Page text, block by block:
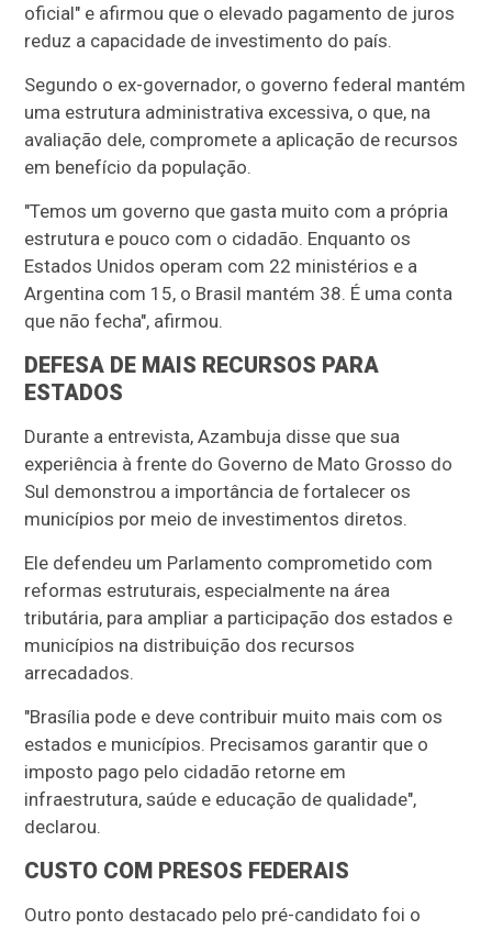
oficial" e afirmou que o elevado pagamento de juros
reduz a capacidade de investimento do país.
Segundo o ex-governador, o governo federal mantém
uma estrutura administrativa excessiva, o que, na
avaliação dele, compromete a aplicação de recursos
em benefício da população.
"Temos um governo que gasta muito com a própria
estrutura e pouco com o cidadão. Enquanto os
Estados Unidos operam com 22 ministérios e a
Argentina com 15, o Brasil mantém 38. É uma conta
que não fecha", afirmou.
DEFESA DE MAIS RECURSOS PARA
ESTADOS
Durante a entrevista, Azambuja disse que sua
experiência à frente do Governo de Mato Grosso do
Sul demonstrou a importância de fortalecer os
municípios por meio de investimentos diretos.
Ele defendeu um Parlamento comprometido com
reformas estruturais, especialmente na área
tributária, para ampliar a participação dos estados e
municípios na distribuição dos recursos
arrecadados.
"Brasília pode e deve contribuir muito mais com os
estados e municípios. Precisamos garantir que o
imposto pago pelo cidadão retorne em
infraestrutura, saúde e educação de qualidade",
declarou.
CUSTO COM PRESOS FEDERAIS
Outro ponto destacado pelo pré-candidato foi o